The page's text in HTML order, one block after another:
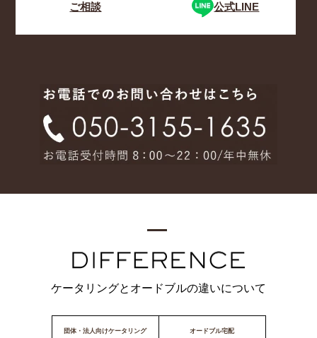
ご相談 公式LINE
ケータリングとオードブルの違いについて
団体・法人向けケータリング オードブル宅配